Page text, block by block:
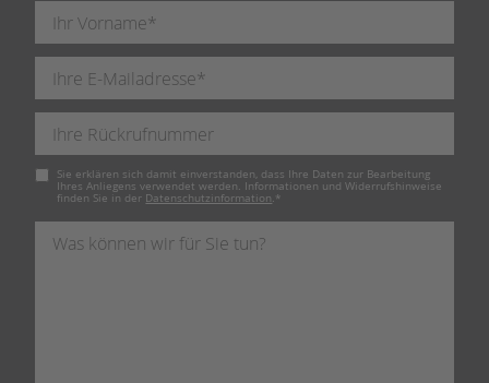
Pflichtfeld
Sie erklären sich damit einverstanden, dass Ihre Daten zur Bearbeitung
Ihres Anliegens verwendet werden. Informationen und Widerrufshinweise
finden Sie in der Datenschutzinformation. *